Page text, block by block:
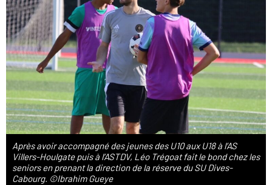
Après avoir accompagné des jeunes des U10 aux U18 à l’AS
Villers-Houlgate puis à l’ASTDV, Léo Trégoat fait le bond chez les
seniors en prenant la direction de la réserve du SU Dives-
Cabourg. ©Ibrahim Gueye